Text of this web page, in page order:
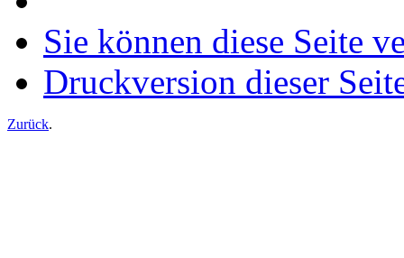
Sie können diese Seite
Druckversion dieser
Zurück.